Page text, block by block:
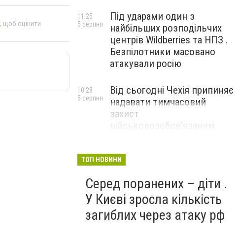
, щоб оцінити
Під ударами один з
найбільших розподільчих
центрів Wildberries та НПЗ .
Безпілотники масовано
атакували росію
11:25
5 серпня
Від сьогодні Чехія припиняє
надавати тимчасовий
захист
військовозобов’язаним
10:28
5 серпня
ТОП НОВИНИ
Серед поранених – діти .
У Києві зросла кількість
загиблих через атаку рф